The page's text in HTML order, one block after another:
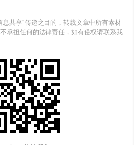
息共享”传递之目的，转载文章中所有素材
承担任何的法律责任，如有侵权请联系我